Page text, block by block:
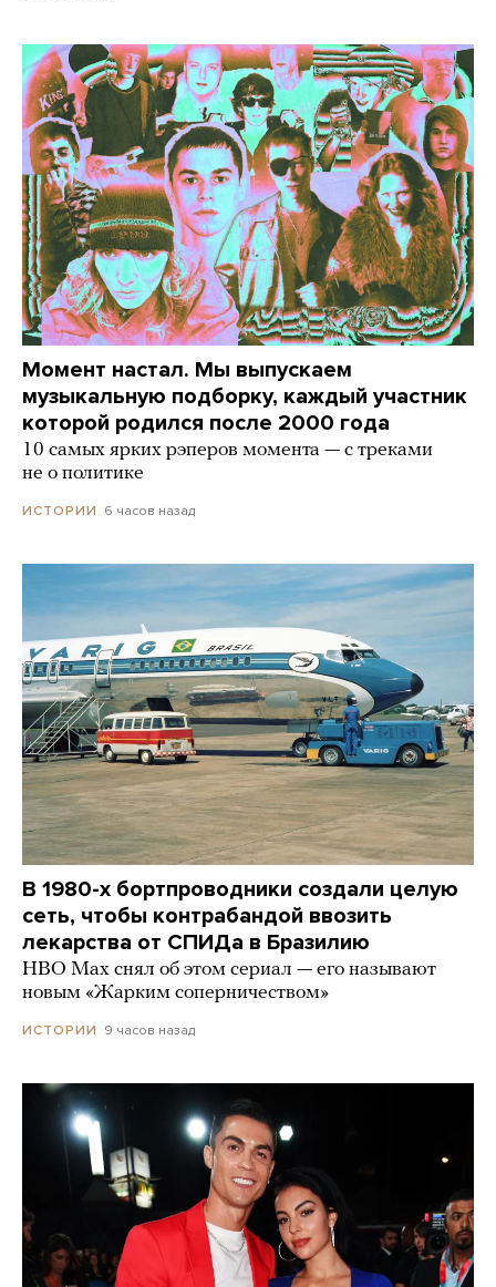
Момент настал. Мы выпускаем
музыкальную подборку, каждый участник
которой родился после 2000 года
10 самых ярких рэперов момента — с треками
не о политике
ИСТОРИИ 6 часов назад
В 1980-х бортпроводники создали целую
сеть, чтобы контрабандой ввозить
лекарства от СПИДа в Бразилию
HBO Max снял об этом сериал — его называют
новым «Жарким соперничеством»
ИСТОРИИ 9 часов назад